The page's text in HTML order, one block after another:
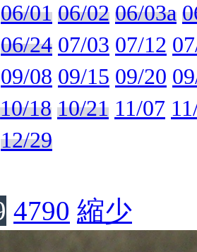
06/01 06/02 06/03a
06/24 07/03 07/12
09/08 09/15 09/20
10/18 10/21 11/07
12/29
4790 縮少